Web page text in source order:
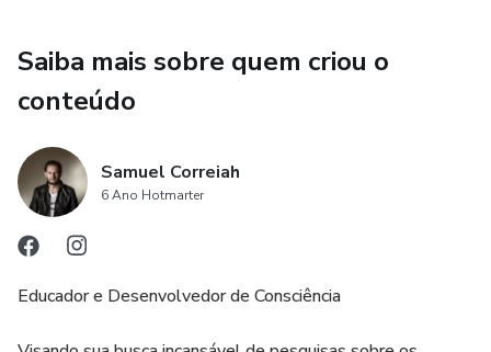
foram respondidas.
Âmago traz em suas 170 páginas, doses diárias de
consciência e desenvolvimento pessoal.
Saiba mais sobre quem criou o
conteúdo
Samuel Correiah
6 Ano Hotmarter
Educador e Desenvolvedor de Consciência